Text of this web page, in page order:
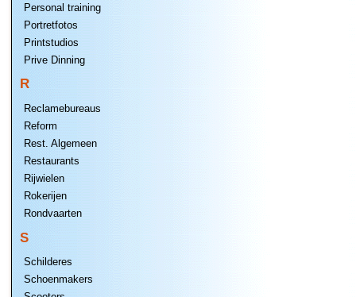
Personal training
Portretfotos
Printstudios
Prive Dinning
R
Reclamebureaus
Reform
Rest. Algemeen
Restaurants
Rijwielen
Rokerijen
Rondvaarten
S
Schilderes
Schoenmakers